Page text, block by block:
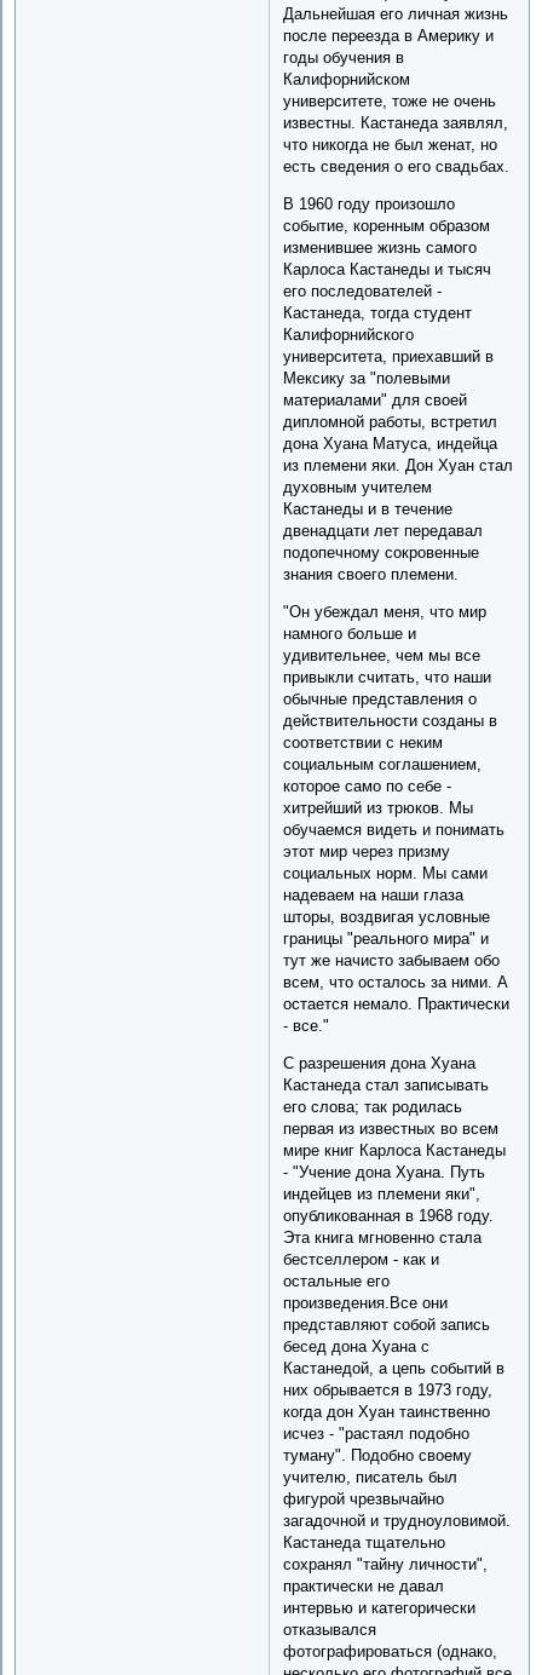
Дальнейшая его личная жизнь
после переезда в Америку и
годы обучения в
Калифорнийском
университете, тоже не очень
известны. Кастанеда заявлял,
что никогда не был женат, но
есть сведения о его свадьбах.
В 1960 году произошло
событие, коренным образом
изменившее жизнь самого
Карлоса Кастанеды и тысяч
его последователей -
Кастанеда, тогда студент
Калифорнийского
университета, приехавший в
Мексику за "полевыми
материалами" для своей
дипломной работы, встретил
дона Хуана Матуса, индейца
из племени яки. Дон Хуан стал
духовным учителем
Кастанеды и в течение
двенадцати лет передавал
подопечному сокровенные
знания своего племени.
"Он убеждал меня, что мир
намного больше и
удивительнее, чем мы все
привыкли считать, что наши
обычные представления о
действительности созданы в
соответствии с неким
социальным соглашением,
которое само по себе -
хитрейший из трюков. Мы
обучаемся видеть и понимать
этот мир через призму
социальных норм. Мы сами
надеваем на наши глаза
шторы, воздвигая условные
границы "реального мира" и
тут же начисто забываем обо
всем, что осталось за ними. А
остается немало. Практически
- все."
С разрешения дона Хуана
Кастанеда стал записывать
его слова; так родилась
первая из известных во всем
мире книг Карлоса Кастанеды
- "Учение дона Хуана. Путь
индейцев из племени яки",
опубликованная в 1968 году.
Эта книга мгновенно стала
бестселлером - как и
остальные его
произведения.Все они
представляют собой запись
бесед дона Хуана с
Кастанедой, а цепь событий в
них обрывается в 1973 году,
когда дон Хуан таинственно
исчез - "растаял подобно
туману". Подобно своему
учителю, писатель был
фигурой чрезвычайно
загадочной и трудноуловимой.
Кастанеда тщательно
сохранял "тайну личности",
практически не давал
интервью и категорически
отказывался
фотографироваться (однако,